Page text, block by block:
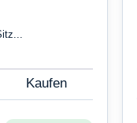
Kaufen